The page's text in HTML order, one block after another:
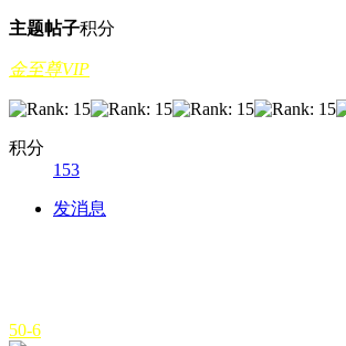
主题帖子积分
金至尊VIP
积分
153
发消息
50-6